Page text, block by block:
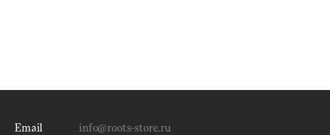
Email
info@roots-store.ru